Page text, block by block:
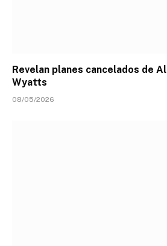
Revelan planes cancelados de
Wyatts
08/05/2026